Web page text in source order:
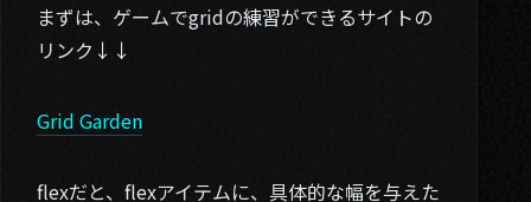
まずは、ゲームでgridの練習ができるサイトの
リンク↓↓
Grid Garden
flexだと、flexアイテムに、具体的な幅を与えた